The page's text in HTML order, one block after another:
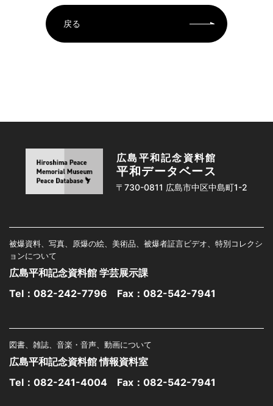
戻る
広島平和記念資料館
平和データベース
〒730-0811 広島市中区中島町1-2
被爆資料、写真、原爆の絵、美術品、被爆者証言ビデオ、特別コレクシ
ョンについて
広島平和記念資料館 学芸展示課
Tel： 082-242-7796 Fax：082-542-7941
図書、雑誌、音楽・音声、動画について
広島平和記念資料館 情報資料室
Tel： 082-241-4004 Fax：082-542-7941